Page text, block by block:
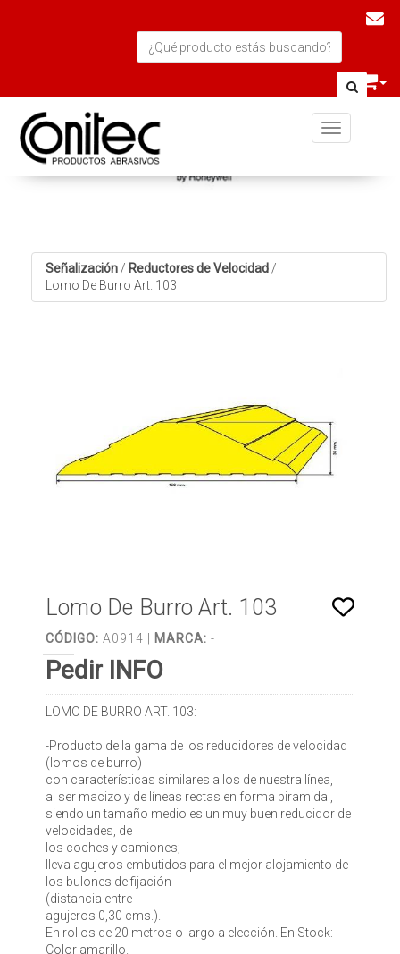
Toggle
Señalización / Reductores de Velocidad /
Lomo De Burro Art. 103
Lomo De Burro Art. 103
CÓDIGO: A0914 | MARCA: -
Pedir INFO
LOMO DE BURRO ART. 103:
-Producto de la gama de los reducidores de velocidad
(lomos de burro)
con características similares a los de nuestra línea,
al ser macizo y de líneas rectas en forma piramidal,
siendo un tamaño medio es un muy buen reducidor de
velocidades, de
los coches y camiones;
lleva agujeros embutidos para el mejor alojamiento de
los bulones de fijación
(distancia entre
agujeros 0,30 cms.).
En rollos de 20 metros o largo a elección. En Stock:
Color amarillo.